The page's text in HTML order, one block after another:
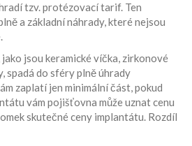
tzv. protézovací tarif. Ten
a základní náhrady, které nejsou
jsou keramické víčka, zirkonové
spadá do sféry plně úhrady
zaplatí jen minimální část, pokud
vám pojišťovna může uznat cenu
skutečné ceny implantátu. Rozdíl